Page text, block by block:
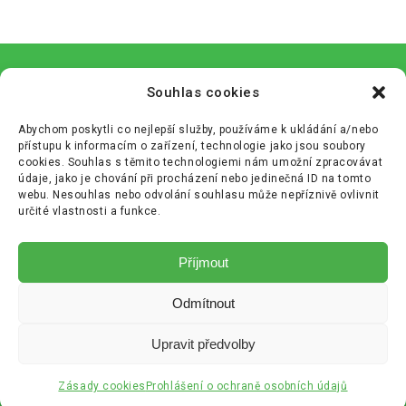
Souhlas cookies
Abychom poskytli co nejlepší služby, používáme k ukládání a/nebo
přístupu k informacím o zařízení, technologie jako jsou soubory
cookies. Souhlas s těmito technologiemi nám umožní zpracovávat
údaje, jako je chování při procházení nebo jedinečná ID na tomto
webu. Nesouhlas nebo odvolání souhlasu může nepříznivě ovlivnit
určité vlastnosti a funkce.
Příjmout
Odmítnout
Upravit předvolby
Zásady cookies Prohlášení o ochraně osobních údajů
Zásady ochrany osobních údajů (GDPR)